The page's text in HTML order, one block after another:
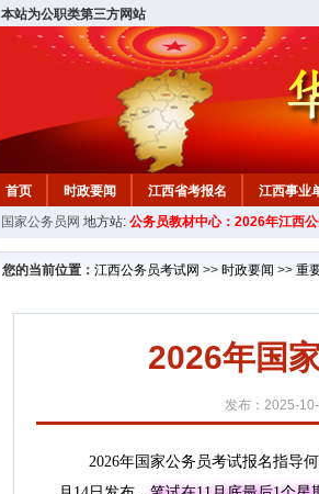
本站为公职类第三方网站
首页 时政要闻 江西省考报名 江西事业
教材中心
国家公务员网 地方站: 公务员教材中心：2026年江西
您的当前位置： 江西公务员考试网 >> 时政要闻 >> 重
2026年国
发布：2025-
2026年国家公务员考试报名指导何